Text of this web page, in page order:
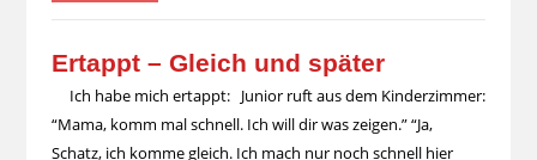
Ertappt – Gleich und später
Ich habe mich ertappt: Junior ruft aus dem Kinderzimmer:
“Mama, komm mal schnell. Ich will dir was zeigen.” “Ja,
Schatz, ich komme gleich. Ich mach nur noch schnell hier